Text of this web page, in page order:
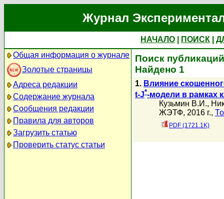
Журнал
НАЧАЛО ПОИСК
Общая информация о журнале
Золотые страницы
Адреса редакции
Содержание журнала
Сообщения редакции
Правила для авторов
Загрузить статью
Проверить статус статьи
Поиск
Найдено 1
1. Влияние
t-J*-модели в рамках
Кузьмин В.И.,
ЖЭТФ, 2016 г.,
PDF (1721.1K)